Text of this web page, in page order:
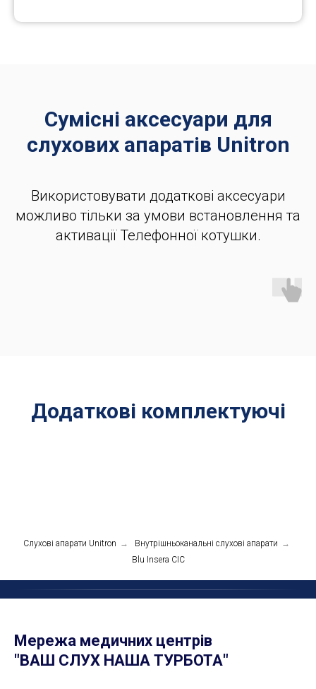
Сумісні аксесуари для
слухових апаратів Unitron
Використовувати додаткові аксесуари
можливо тільки за умови встановлення та
активації Телефонної котушки.
Додаткові комплектуючі
Слухові апарати Unitron → Внутрішньоканальні cлухові апарати →
Blu Insera C​IC
Мережа медичних центрів
"ВАШ СЛУХ НАША ТУРБОТА"